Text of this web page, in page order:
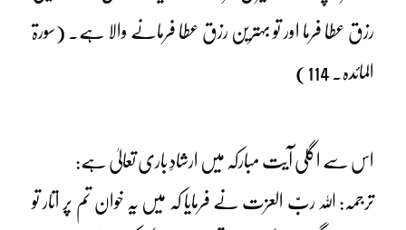
رزق عطا فرما اور تو بہترین رزق عطا فرمانے والا ہے۔ (سورۃ
المائدہ۔ 114)
اس سے اگلی آیت مبارکہ میں ارشادِ باری تعالیٰ ہے:
ترجمہ: اللہ ربّ العزت نے فرمایا کہ میں یہ خوان تم پر اتار تو